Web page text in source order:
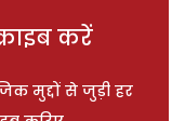
करें
मुद्दों से जुड़ी हर